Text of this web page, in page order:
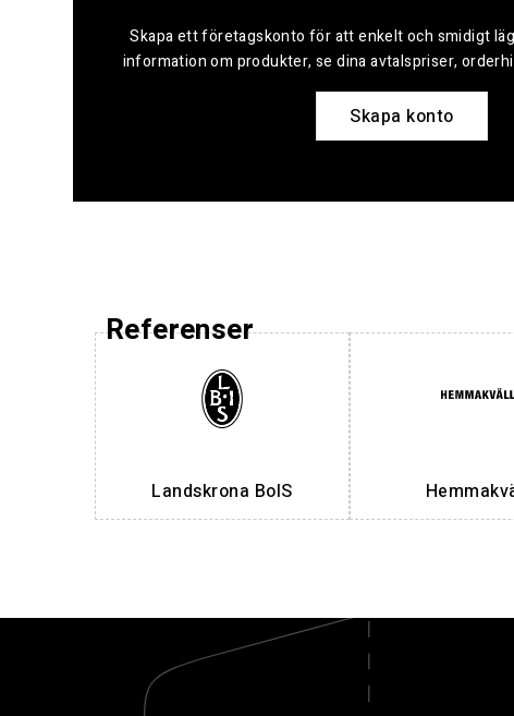
Skapa ett företagskonto för att enkelt och smidigt
information om produkter, se dina avtalspriser,
Skapa konto
Referenser
Landskrona BoIS